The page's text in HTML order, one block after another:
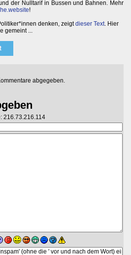
der Nulltarif in Bussen und Bahnen. Mehr
!
denken, zeigtdieser Text. Hier
gemeint ...
abgegeben.
216.73.216.114